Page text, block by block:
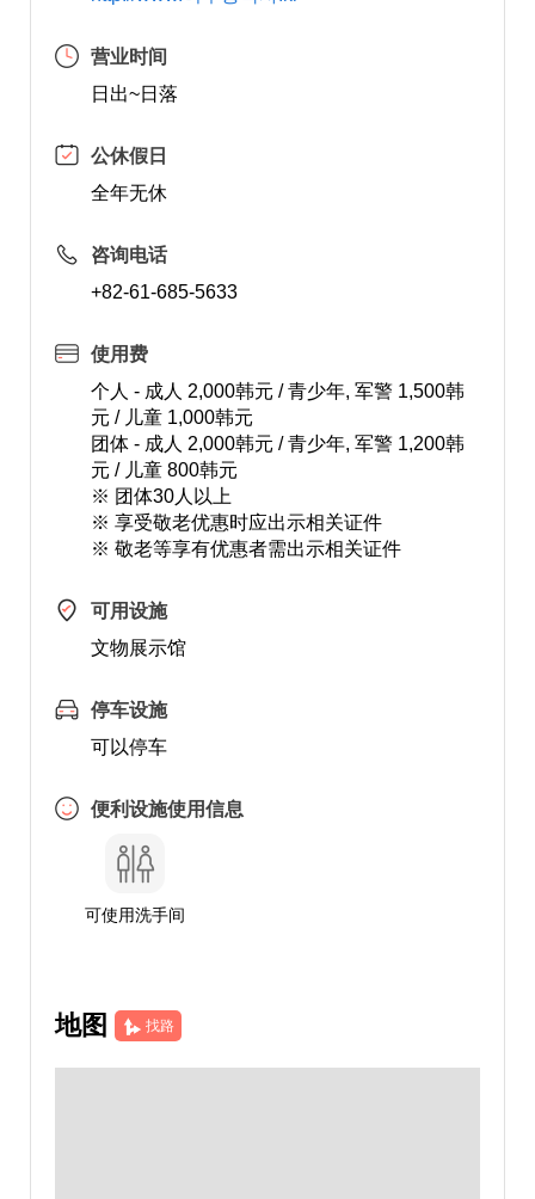
营业时间
日出~日落
公休假日
全年无休
咨询电话
+82-61-685-5633
使用费
个人 - 成人 2,000韩元 / 青少年, 军警 1,500韩
元 / 儿童 1,000韩元
团体 - 成人 2,000韩元 / 青少年, 军警 1,200韩
元 / 儿童 800韩元
※ 团体30人以上
※ 享受敬老优惠时应出示相关证件
※ 敬老等享有优惠者需出示相关证件
可用设施
文物展示馆
停车设施
可以停车
便利设施使用信息
可使用洗手间
地图 找路